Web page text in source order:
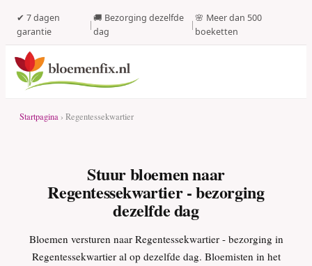
✔ 7 dagen
garantie
|
🚚 Bezorging dezelfde
dag
|
🌸 Meer dan 500
boeketten
Startpagina › Regentessekwartier
Stuur bloemen naar
Regentessekwartier - bezorging
dezelfde dag
Bloemen versturen naar Regentessekwartier - bezorging in
Regentessekwartier al op dezelfde dag. Bloemisten in het